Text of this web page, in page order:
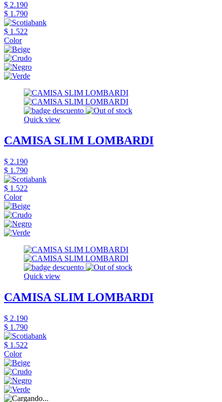
$ 2.190
$ 1.790
$ 1.522
Color
Quick view
CAMISA SLIM LOMBARDI
$ 2.190
$ 1.790
$ 1.522
Color
Quick view
CAMISA SLIM LOMBARDI
$ 2.190
$ 1.790
$ 1.522
Color